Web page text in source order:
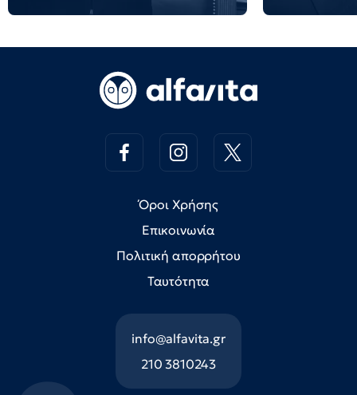
Όροι Χρήσης
Επικοινωνία
Πολιτική απορρήτου
Ταυτότητα
info@alfavita.gr
210 3810243